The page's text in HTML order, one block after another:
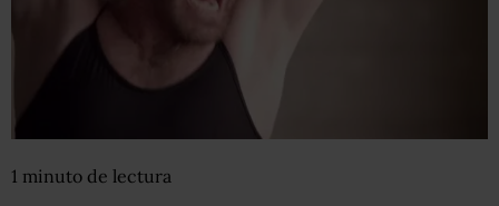
1 minuto de lectura